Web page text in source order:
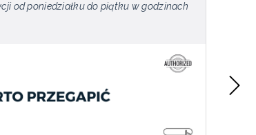
od poniedziałku do piątku w godzinach